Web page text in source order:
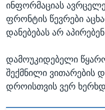
ინფორმაციას
ფრონტის წევრები
დანებებას არ
დამოუკიდებელი
შექმნილი ვითარების
დროისთვის ვერ